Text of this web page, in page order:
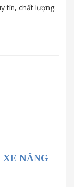
tín, chất lượng.
NÂNG